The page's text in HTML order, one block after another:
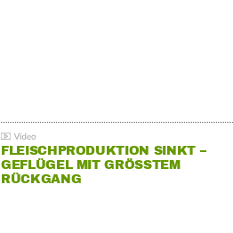
FLEISCHPRODUKTION SINKT –
GEFLÜGEL MIT GRÖSSTEM R
ÜCKGANG